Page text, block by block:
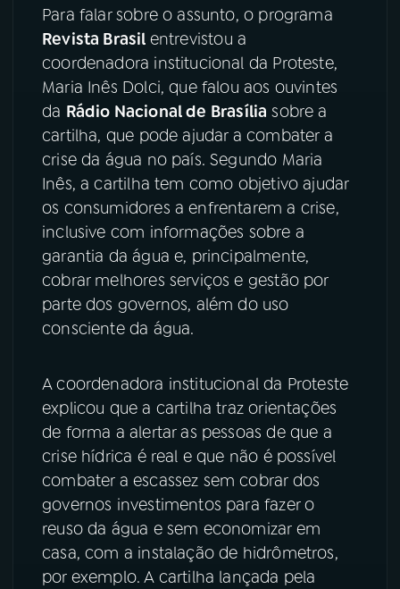
Instagram X
TikTok
Para falar sobre o assunto, o programa
Revista Brasil entrevistou a
coordenadora institucional da Proteste,
Maria Inês Dolci, que falou aos ouvintes
da Rádio Nacional de Brasília sobre a
cartilha, que pode ajudar a combater a
crise da água no país. Segundo Maria
Inês, a cartilha tem como objetivo ajudar
os consumidores a enfrentarem a crise,
inclusive com informações sobre a
garantia da água e, principalmente,
cobrar melhores serviços e gestão por
parte dos governos, além do uso
consciente da água.
A coordenadora institucional da Proteste
explicou que a cartilha traz orientações
de forma a alertar as pessoas de que a
crise hídrica é real e que não é possível
combater a escassez sem cobrar dos
governos investimentos para fazer o
reuso da água e sem economizar em
casa, com a instalação de hidrômetros,
por exemplo. A cartilha lançada pela